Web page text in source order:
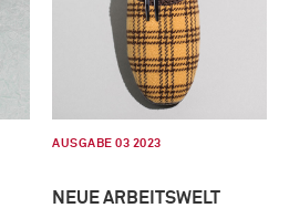
AUSGABE 03 2023
NEUE ARBEITSWELT